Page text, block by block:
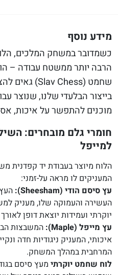
מידע נוסף
כשמדובר במשחק המלכים,
הרבה יותר ממשטח עבודה –
שחמט (Slav Chess) גאים להציג את ה
בייצור הבלעדי שלנו, שנוצר
מוכנים להתפשר על איכות,
חומרי גלם מובחרים:
למייפל
הלוח מיוצר בעבודת יד קפדנית
המעניקים לו מראה על-זמני:
עץ סיסם הודי (Sheesham):
העשירה והעמוקה שלו, מעניק
יוקרתי ועמידות יוצאת דופן
עץ מייפל (Maple):
המשבצות
איכותי, המעניק ניגודיות חדה
המרחבית במהלך המשחק.
לוח שחמט יוקרתי